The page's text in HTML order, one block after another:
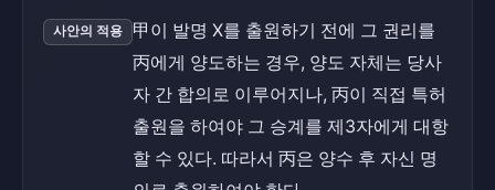
사안의 적용
甲이 발명 X를 출원하기 전에 그 권리를
丙에게 양도하는 경우, 양도 자체는 당사
자 간 합의로 이루어지나, 丙이 직접 특허
출원을 하여야 그 승계를 제3자에게 대항
할 수 있다. 따라서 丙은 양수 후 자신 명